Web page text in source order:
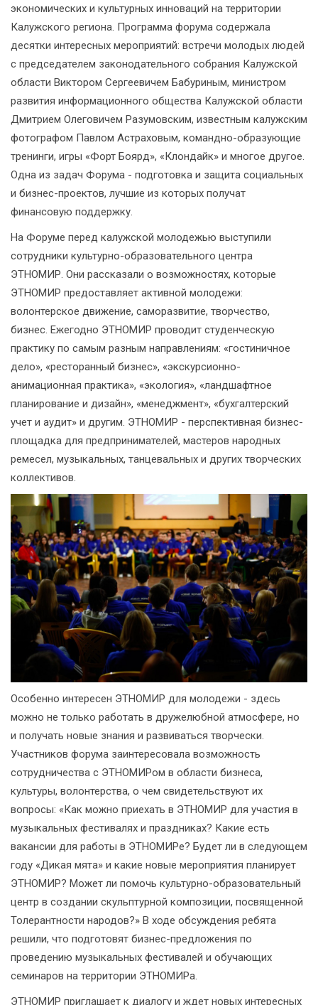
экономических и культурных инноваций на территории
Калужского региона. Программа форума содержала
десятки интересных мероприятий: встречи молодых людей
с председателем законодательного собрания Калужской
области Виктором Сергеевичем Бабуриным, министром
развития информационного общества Калужской области
Дмитрием Олеговичем Разумовским, известным калужским
фотографом Павлом Астраховым, командно-образующие
тренинги, игры «Форт Боярд», «Клондайк» и многое другое.
Одна из задач Форума - подготовка и защита социальных
и бизнес-проектов, лучшие из которых получат
финансовую поддержку.
На Форуме перед калужской молодежью выступили
сотрудники культурно-образовательного центра
ЭТНОМИР. Они рассказали о возможностях, которые
ЭТНОМИР предоставляет активной молодежи:
волонтерское движение, саморазвитие, творчество,
бизнес. Ежегодно ЭТНОМИР проводит студенческую
практику по самым разным направлениям: «гостиничное
дело», «ресторанный бизнес», «экскурсионно-
анимационная практика», «экология», «ландшафтное
планирование и дизайн», «менеджмент», «бухгалтерский
учет и аудит» и другим. ЭТНОМИР - перспективная бизнес-
площадка для предпринимателей, мастеров народных
ремесел, музыкальных, танцевальных и других творческих
коллективов.
Особенно интересен ЭТНОМИР для молодежи - здесь
можно не только работать в дружелюбной атмосфере, но
и получать новые знания и развиваться творчески.
Участников форума заинтересовала возможность
сотрудничества с ЭТНОМИРом в области бизнеса,
культуры, волонтерства, о чем свидетельствуют их
вопросы: «Как можно приехать в ЭТНОМИР для участия в
музыкальных фестивалях и праздниках? Какие есть
вакансии для работы в ЭТНОМИРе? Будет ли в следующем
году «Дикая мята» и какие новые мероприятия планирует
ЭТНОМИР? Может ли помочь культурно-образовательный
центр в создании скульптурной композиции, посвященной
Толерантности народов?» В ходе обсуждения ребята
решили, что подготовят бизнес-предложения по
проведению музыкальных фестивалей и обучающих
семинаров на территории ЭТНОМИРа.
ЭТНОМИР приглашает к диалогу и ждет новых интересных